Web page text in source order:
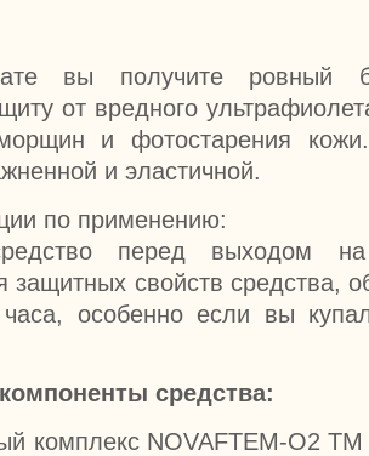
вы получите ровный
от вредного
и фотостарения
и эластичной.
по применению:
перед выходом
защитных свойств средства,
особенно если вы
средства:
комплекс NOVAFTEM-O2 TM